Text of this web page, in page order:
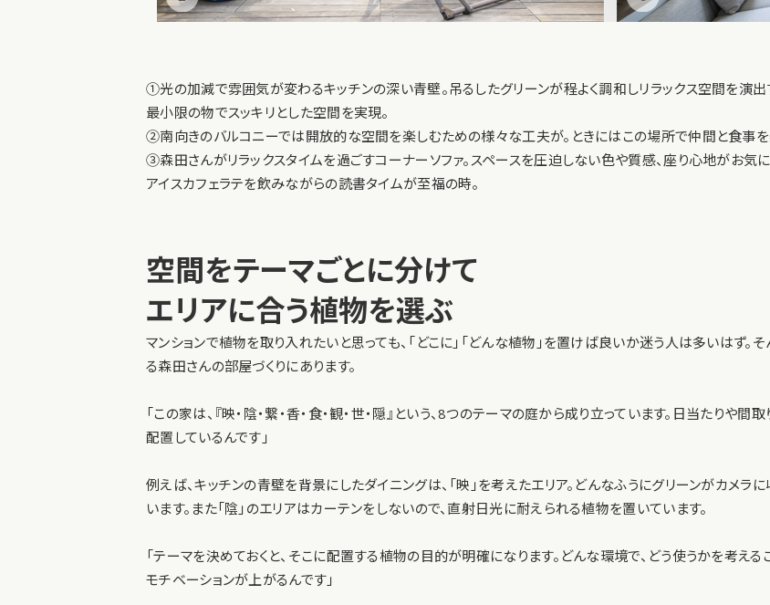
①光の加減で雰囲気が変わるキッチンの深い青壁。吊るしたグリーンが程よく調和しリラックス空間を演出
最小限の物でスッキリとした空間を実現。
②南向きのバルコニーでは開放的な空間を楽しむための様々な工夫が。ときにはこの場所で仲間と食事を
③森田さんがリラックスタイムを過ごすコーナーソファ。スペースを圧迫しない色や質感、座り心地がお気
アイスカフェラテを飲みながらの読書タイムが至福の時。
空間をテーマごとに分けて
エリアに合う植物を選ぶ
マンションで植物を取り入れたいと思っても、「どこに」「どんな植物」を置けば良いか迷う人は多いはず。
る森田さんの部屋づくりにあります。
「この家は、『映・陰・繋・香・食・観・世・隠』という、8つのテーマの庭から成り立っています。日当たりや
配置しているんです」
例えば、キッチンの青壁を背景にしたダイニングは、「映」を考えたエリア。どんなふうにグリーンがカメラ
います。また「陰」のエリアはカーテンをしないので、直射日光に耐えられる植物を置いています。
「テーマを決めておくと、そこに配置する植物の目的が明確になります。どんな環境で、どう使うかを考え
モチベーションが上がるんです」